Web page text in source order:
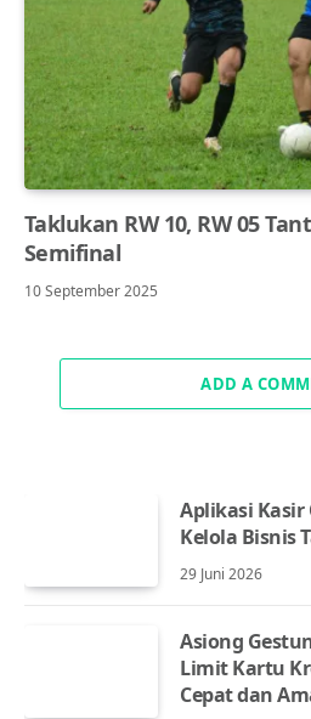
Taklukan RW 10, RW 05
Semifinal
10 September 2025
ADD A
Aplikasi Kasir
Kelola Bisnis
29 Juni 2026
Asiong
Limit Kartu
Cepat dan